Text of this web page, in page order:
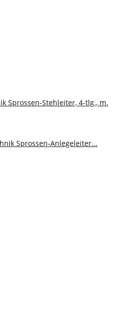
Sprossen-Stehleiter, 4-tlg., m.